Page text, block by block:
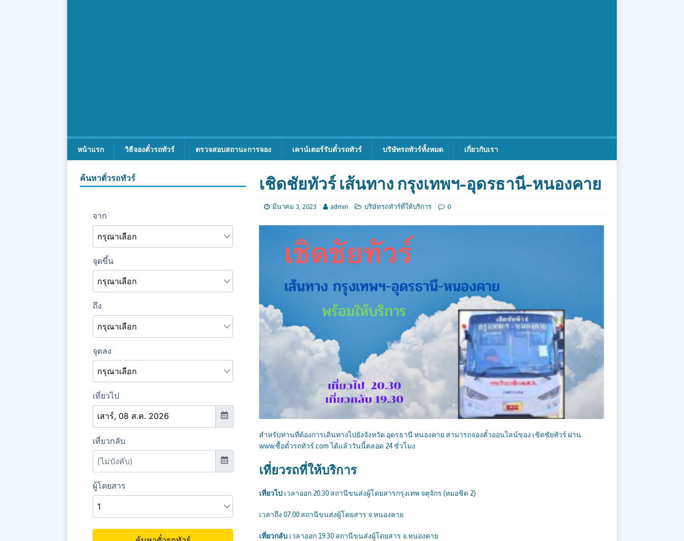
หน้าแรก วิธีจองตั๋วรถทัวร์ ตรวจสอบสถานะการจอง เคาน์เตอร์รับตั๋วรถทัวร์ บริษัทรถทัวร์ทั้งหมด เกี่ยวกับเรา
เชิดชัยทัวร์ เส้นทาง กรุงเทพฯ-อุดรธานี-หนองคาย
มีนาคม 3, 2023 admin บริษัทรถทัวร์ที่ให้บริการ 0
สำหรับท่านที่ต้องการเดินทางไปยังจังหวัด อุดรธานี หนองคาย สามารถจองตั๋วออนไลน์ของ เชิดชัยทัวร์ ผ่าน
www.ซื้อตั๋วรถทัวร์.com ได้แล้ววันนี้ตลอด 24 ชั่วโมง
เที่ยวรถที่ให้บริการ
เที่ยวไปเวลาออก 20.30 สถานีขนส่งผู้โดยสารกรุงเทพ จตุจักร (หมอชิด 2)
เวลาถึง 07.00 สถานีขนส่งผู้โดยสาร จ.หนองคาย
เที่ยวกลับเวลาออก 19.30 สถานีขนส่งผู้โดยสาร จ.หนองคาย
ค้นหาตั๋วรถทัวร์